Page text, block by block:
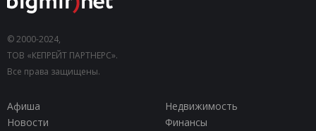
© 2000-2024,
ТОВ «КЕПРЕЙТ ПАРТНЕРС».
Все права защищены.
Афиша
Недвижимость
Новости
Финансы